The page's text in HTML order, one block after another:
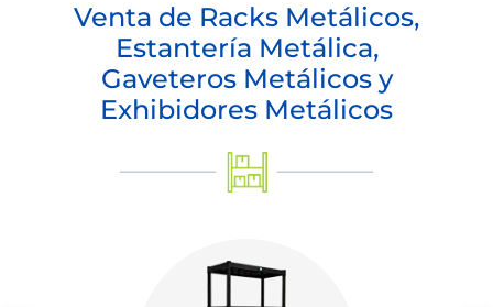
Venta de Racks Metálicos,
Estantería Metálica,
Gaveteros Metálicos y
Exhibidores Metálicos